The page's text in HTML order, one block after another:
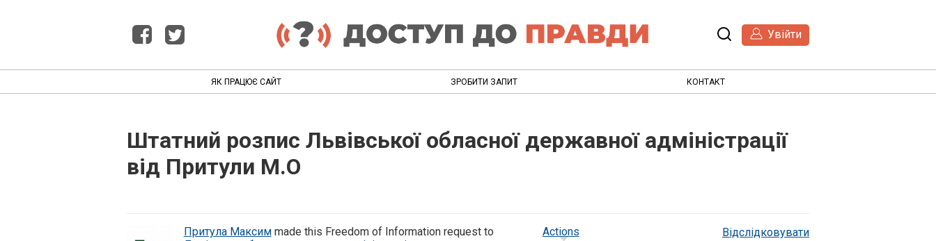
Увійти
ЯК ПРАЦЮЄ САЙТ ЗРОБИТИ ЗАПИТ КОНТАКТ
Штатний розпис Львівської обласної державної адміністрації
від Притули М.О
Притула Максимmade this Freedom of Information request to
Actions Відслідковувати